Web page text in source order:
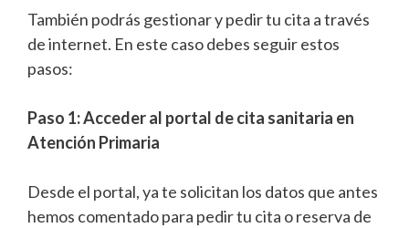
También podrás gestionar y pedir tu cita a través
de internet. En este caso debes seguir estos
pasos:
Paso 1: Acceder al portal de cita sanitaria en
Atención Primaria
Desde el portal, ya te solicitan los datos que antes
hemos comentado para pedir tu cita o reserva de